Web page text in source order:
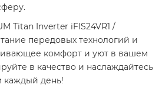
Titan Inverter iFIS24VR1 /
передовых технологий и
комфорт и уют в вашем
в качество и наслаждайтесь
каждый день!​